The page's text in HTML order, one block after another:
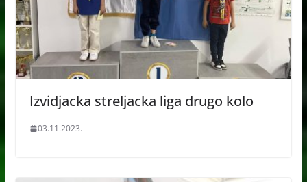
Izvidjacka streljacka liga drugo kolo
03.11.2023.